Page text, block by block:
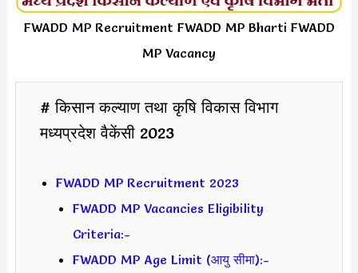
FWADD MP Recruitment FWADD MP Bharti FWADD
MP Vacancy
# किसान कल्याण तथा कृषि विकास विभाग
मध्यप्रदेश वैकेंसी 2023
FWADD MP Recruitment 2023
FWADD MP Vacancies Eligibility
Criteria:-
FWADD MP Age Limit (आयु सीमा):-